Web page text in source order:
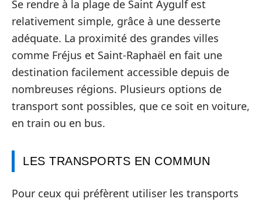
Se rendre à la plage de Saint Aygulf est
relativement simple, grâce à une desserte
adéquate. La proximité des grandes villes
comme Fréjus et Saint-Raphaël en fait une
destination facilement accessible depuis de
nombreuses régions. Plusieurs options de
transport sont possibles, que ce soit en voiture,
en train ou en bus.
LES TRANSPORTS EN COMMUN
Pour ceux qui préfèrent utiliser les transports